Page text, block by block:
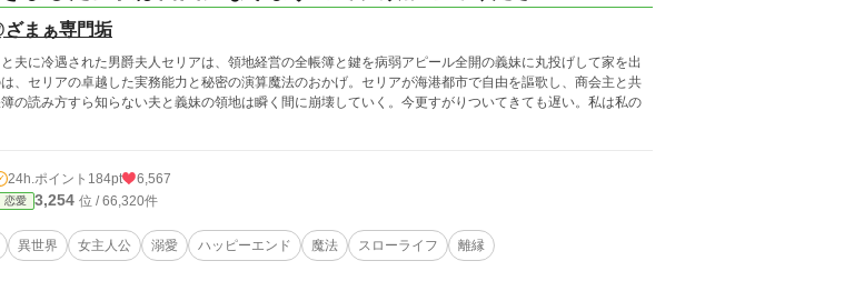
ざまぁ専門垢
と夫に冷遇された男爵夫人セリアは、領地経営の全帳簿と鍵を病弱アピール全開の義妹に丸投げして家を出
、セリアの卓越した実務能力と秘密の演算魔法のおかげ。セリアが海港都市で自由を謳歌し、商会主と共
の読み方すら知らない夫と義妹の領地は瞬く間に崩壊していく。今更すがりついてきても遅い。私は私の
24h.ポイント 184pt 6,567
恋愛 3,254 位 / 66,320件
異世界 女主人公 溺愛 ハッピーエンド 魔法 スローライフ 離縁